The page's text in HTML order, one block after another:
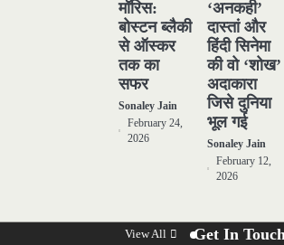
3
जब एक
पड़ा —
(1928)
Sonaley Jain
4
“क्या
आज़ाद
पर
(1946)
Sonaley Jain
5
अकेले
ज़रूर
Sonaley Jain
मॉरिस:
बोस्टन ब्लैकी
से ऑस्कर
तक का
सफर
Sonaley Jain
February 24,
2026
NATIONAL
STAR
POPULAR
SUPER
STAR
TOP
STORIES
‘अनकही’
दास्तां और
हिंदी सिनेमा
की वो ‘शोख’
अदाकारा
जिसे दुनिया
भूल गई
Sonaley Jain
February 12,
2026
View All Get In